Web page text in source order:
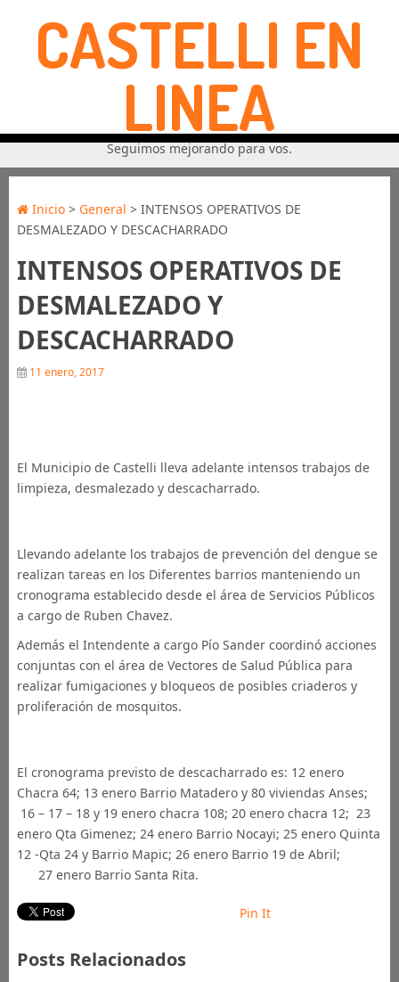
CASTELLI EN
LINEA
Seguimos mejorando para vos.
Inicio> General > INTENSOS OPERATIVOS DE
DESMALEZADO Y DESCACHARRADO
INTENSOS OPERATIVOS DE
DESMALEZADO Y
DESCACHARRADO
11 enero, 2017
El Municipio de Castelli lleva adelante intensos trabajos de
limpieza, desmalezado y descacharrado.
Llevando adelante los trabajos de prevención del dengue se
realizan tareas en los Diferentes barrios manteniendo un
cronograma establecido desde el área de Servicios Públicos
a cargo de Ruben Chavez.
Además el Intendente a cargo Pío Sander coordinó acciones
conjuntas con el área de Vectores de Salud Pública para
realizar fumigaciones y bloqueos de posibles criaderos y
proliferación de mosquitos.
El cronograma previsto de descacharrado es: 12 enero
Chacra 64; 13 enero Barrio Matadero y 80 viviendas Anses;
16 – 17 – 18 y 19 enero chacra 108; 20 enero chacra 12; 23
enero Qta Gimenez; 24 enero Barrio Nocayi; 25 enero Quinta
12 -Qta 24 y Barrio Mapic; 26 enero Barrio 19 de Abril;
27 enero Barrio Santa Rita.
Pin It
Posts Relacionados